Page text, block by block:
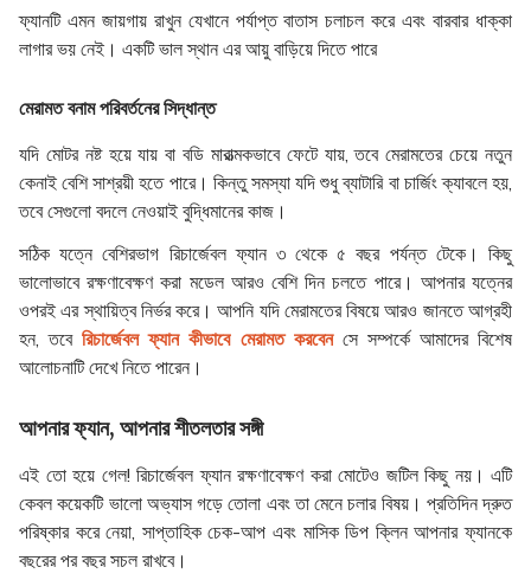
ফ্যানটি এমন জায়গায় রাখুন যেখানে পর্যাপ্ত বাতাস চলাচল করে এবং বারবার ধাক্কা
লাগার ভয় নেই। একটি ভাল স্থান এর আয়ু বাড়িয়ে দিতে পারে
মেরামত বনাম পরিবর্তনের সিদ্ধান্ত
যদি মোটর নষ্ট হয়ে যায় বা বডি মারাত্মকভাবে ফেটে যায়, তবে মেরামতের চেয়ে নতুন
কেনাই বেশি সাশ্রয়ী হতে পারে। কিন্তু সমস্যা যদি শুধু ব্যাটারি বা চার্জিং ক্যাবলে হয়,
তবে সেগুলো বদলে নেওয়াই বুদ্ধিমানের কাজ।
সঠিক যত্নে বেশিরভাগ রিচার্জেবল ফ্যান ৩ থেকে ৫ বছর পর্যন্ত টেকে। কিছু
ভালোভাবে রক্ষণাবেক্ষণ করা মডেল আরও বেশি দিন চলতে পারে। আপনার যত্নের
ওপরই এর স্থায়িত্ব নির্ভর করে। আপনি যদি মেরামতের বিষয়ে আরও জানতে আগ্রহী
হন, তবেরিচার্জেবল ফ্যান কীভাবে মেরামত করবেনসে সম্পর্কে আমাদের বিশেষ
আলোচনাটি দেখে নিতে পারেন।
আপনার ফ্যান, আপনার শীতলতার সঙ্গী
এই তো হয়ে গেল! রিচার্জেবল ফ্যান রক্ষণাবেক্ষণ করা মোটেও জটিল কিছু নয়। এটি
কেবল কয়েকটি ভালো অভ্যাস গড়ে তোলা এবং তা মেনে চলার বিষয়। প্রতিদিন দ্রুত
পরিষ্কার করে নেয়া, সাপ্তাহিক চেক-আপ এবং মাসিক ডিপ ক্লিন আপনার ফ্যানকে
বছরের পর বছর সচল রাখবে।